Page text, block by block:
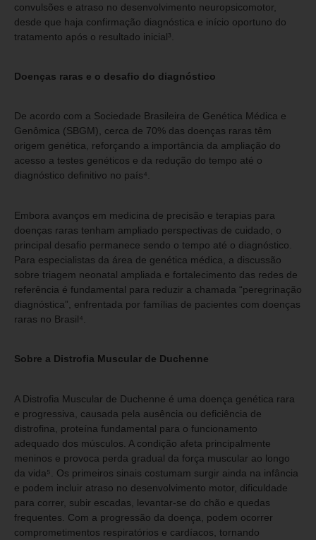
convulsões e atraso no desenvolvimento neuropsicomotor,
desde que haja confirmação diagnóstica e início oportuno do
tratamento após o resultado inicial³.
Doenças raras e o desafio do diagnóstico
De acordo com a Sociedade Brasileira de Genética Médica e
Genômica (SBGM), cerca de 70% das doenças raras têm
origem genética, reforçando a importância da ampliação do
acesso a testes genéticos e da redução do tempo até o
diagnóstico definitivo no país⁴.
Embora avanços em medicina de precisão e terapias para
doenças raras tenham ampliado perspectivas de cuidado, o
principal desafio permanece sendo o tempo até o diagnóstico.
Para especialistas da área de genética médica, a discussão
sobre triagem neonatal ampliada e fortalecimento das redes de
referência é fundamental para reduzir a chamada “peregrinação
diagnóstica”, enfrentada por famílias de pacientes com doenças
raras no Brasil⁴.
Sobre a Distrofia Muscular de Duchenne
A Distrofia Muscular de Duchenne é uma doença genética rara
e progressiva, causada pela ausência ou deficiência de
distrofina, proteína fundamental para o funcionamento
adequado dos músculos. A condição afeta principalmente
meninos e provoca perda gradual da força muscular ao longo
da vida⁵. Os primeiros sinais costumam surgir ainda na infância
e podem incluir atraso no desenvolvimento motor, dificuldade
para correr, subir escadas, levantar-se do chão e quedas
frequentes. Com a progressão da doença, podem ocorrer
comprometimentos respiratórios e cardíacos, tornando